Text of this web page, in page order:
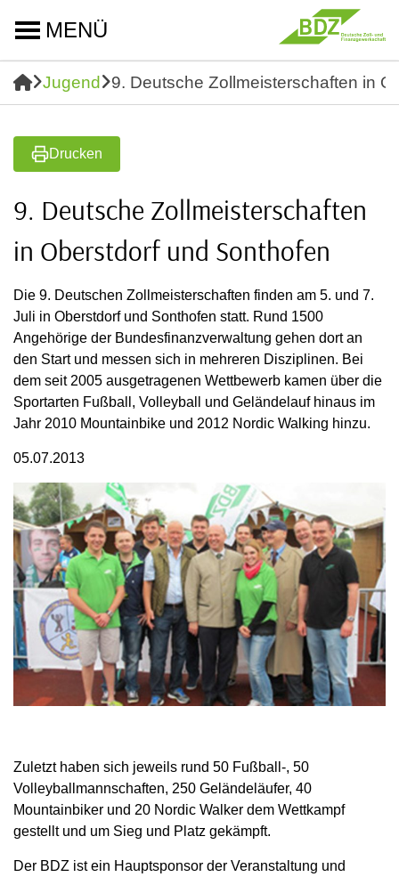
MENÜ
Jugend 9. Deutsche Zollmeisterschaften in
Drucken
9. Deutsche Zollmeisterschaften
in Oberstdorf und Sonthofen
Die 9. Deutschen Zollmeisterschaften finden am 5. und 7.
Juli in Oberstdorf und Sonthofen statt. Rund 1500
Angehörige der Bundesfinanzverwaltung gehen dort an
den Start und messen sich in mehreren Disziplinen. Bei
dem seit 2005 ausgetragenen Wettbewerb kamen über die
Sportarten Fußball, Volleyball und Geländelauf hinaus im
Jahr 2010 Mountainbike und 2012 Nordic Walking hinzu.
05.07.2013
Zuletzt haben sich jeweils rund 50 Fußball-, 50
Volleyballmannschaften, 250 Geländeläufer, 40
Mountainbiker und 20 Nordic Walker dem Wettkampf
gestellt und um Sieg und Platz gekämpft.
Der BDZ ist ein Hauptsponsor der Veranstaltung und